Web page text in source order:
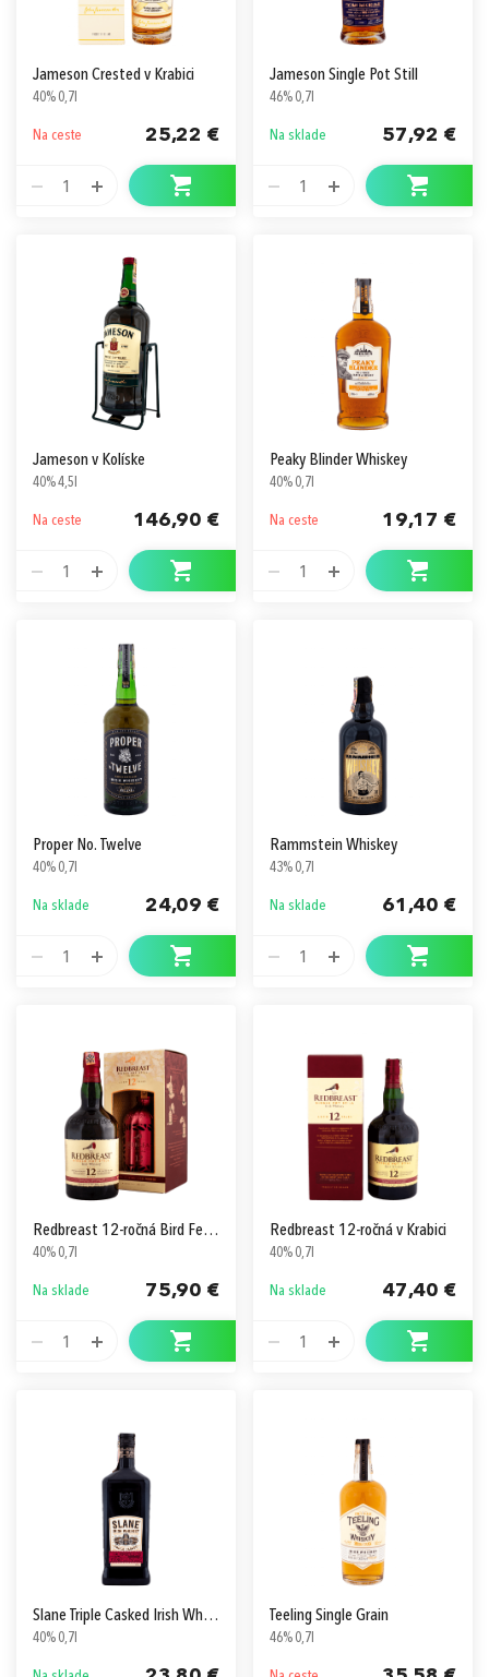
Jameson Crested v Krabici
40% 0,7l
Na ceste 25,22 €
1
Jameson Single Pot Still
46% 0,7l
Na sklade 57,92 €
1
Jameson v Kolíske
40% 4,5l
Na ceste 146,90 €
1
Peaky Blinder Whiskey
40% 0,7l
Na ceste 19,17 €
1
Proper No. Twelve
40% 0,7l
Na sklade 24,09 €
1
Rammstein Whiskey
43% 0,7l
Na sklade 61,40 €
1
Redbreast 12-ročná Bird Feeder
40% 0,7l
Na sklade 75,90 €
1
Redbreast 12-ročná v Krabici
40% 0,7l
Na sklade 47,40 €
1
Slane Triple Casked Irish Whiskey
40% 0,7l
Teeling Single Grain
46% 0,7l